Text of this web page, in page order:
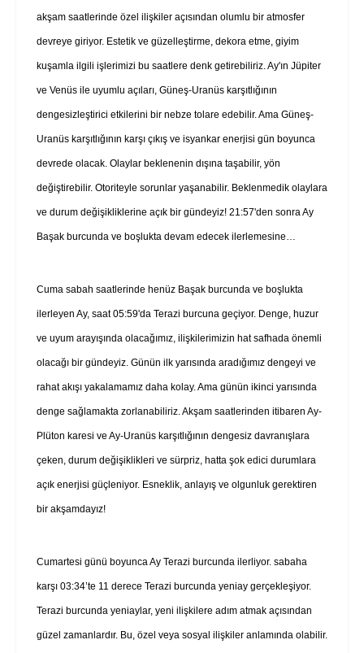
akşam saatlerinde özel ilişkiler açısından olumlu bir atmosfer
devreye giriyor. Estetik ve güzelleştirme, dekora etme, giyim
kuşamla ilgili işlerimizi bu saatlere denk getirebiliriz. Ay'ın Jüpiter
ve Venüs ile uyumlu açıları, Güneş-Uranüs karşıtlığının
dengesizleştirici etkilerini bir nebze tolare edebilir. Ama Güneş-
Uranüs karşıtlığının karşı çıkış ve isyankar enerjisi gün boyunca
devrede olacak. Olaylar beklenenin dışına taşabilir, yön
değiştirebilir. Otoriteyle sorunlar yaşanabilir. Beklenmedik olaylara
ve durum değişikliklerine açık bir gündeyiz! 21:57'den sonra Ay
Başak burcunda ve boşlukta devam edecek ilerlemesine…
Cuma sabah saatlerinde henüz Başak burcunda ve boşlukta
ilerleyen Ay, saat 05:59'da Terazi burcuna geçiyor. Denge, huzur
ve uyum arayışında olacağımız, ilişkilerimizin hat safhada önemli
olacağı bir gündeyiz. Günün ilk yarısında aradığımız dengeyi ve
rahat akışı yakalamamız daha kolay. Ama günün ikinci yarısında
denge sağlamakta zorlanabiliriz. Akşam saatlerinden itibaren Ay-
Plüton karesi ve Ay-Uranüs karşıtlığının dengesiz davranışlara
çeken, durum değişiklikleri ve sürpriz, hatta şok edici durumlara
açık enerjisi güçleniyor. Esneklik, anlayış ve olgunluk gerektiren
bir akşamdayız!
Cumartesi günü boyunca Ay Terazi burcunda ilerliyor. sabaha
karşı 03:34’te 11 derece Terazi burcunda yeniay gerçekleşiyor.
Terazi burcunda yeniaylar, yeni ilişkilere adım atmak açısından
güzel zamanlardır. Bu, özel veya sosyal ilişkiler anlamında olabilir.